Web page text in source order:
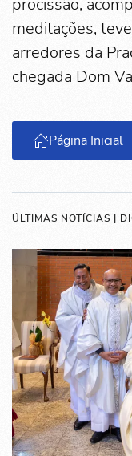
procissão,
meditações,
arredores da
chegada Dom
Página Inicial
ÚLTIMAS NOTÍCIAS |